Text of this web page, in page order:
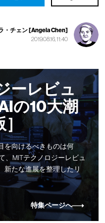
・チェン [Angela Chen]
2019.08.16, 11:40
ーレビュ
の10大潮
を向けるべきものは何
、MITテクノロジーレビュ
新たな進展を整理したリ
特集ページへ